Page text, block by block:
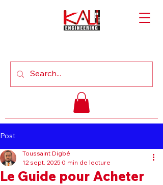
Post
Le Guide pour Acheter
Toussaint Digbé
12 sept. 2025 0 min de lecture